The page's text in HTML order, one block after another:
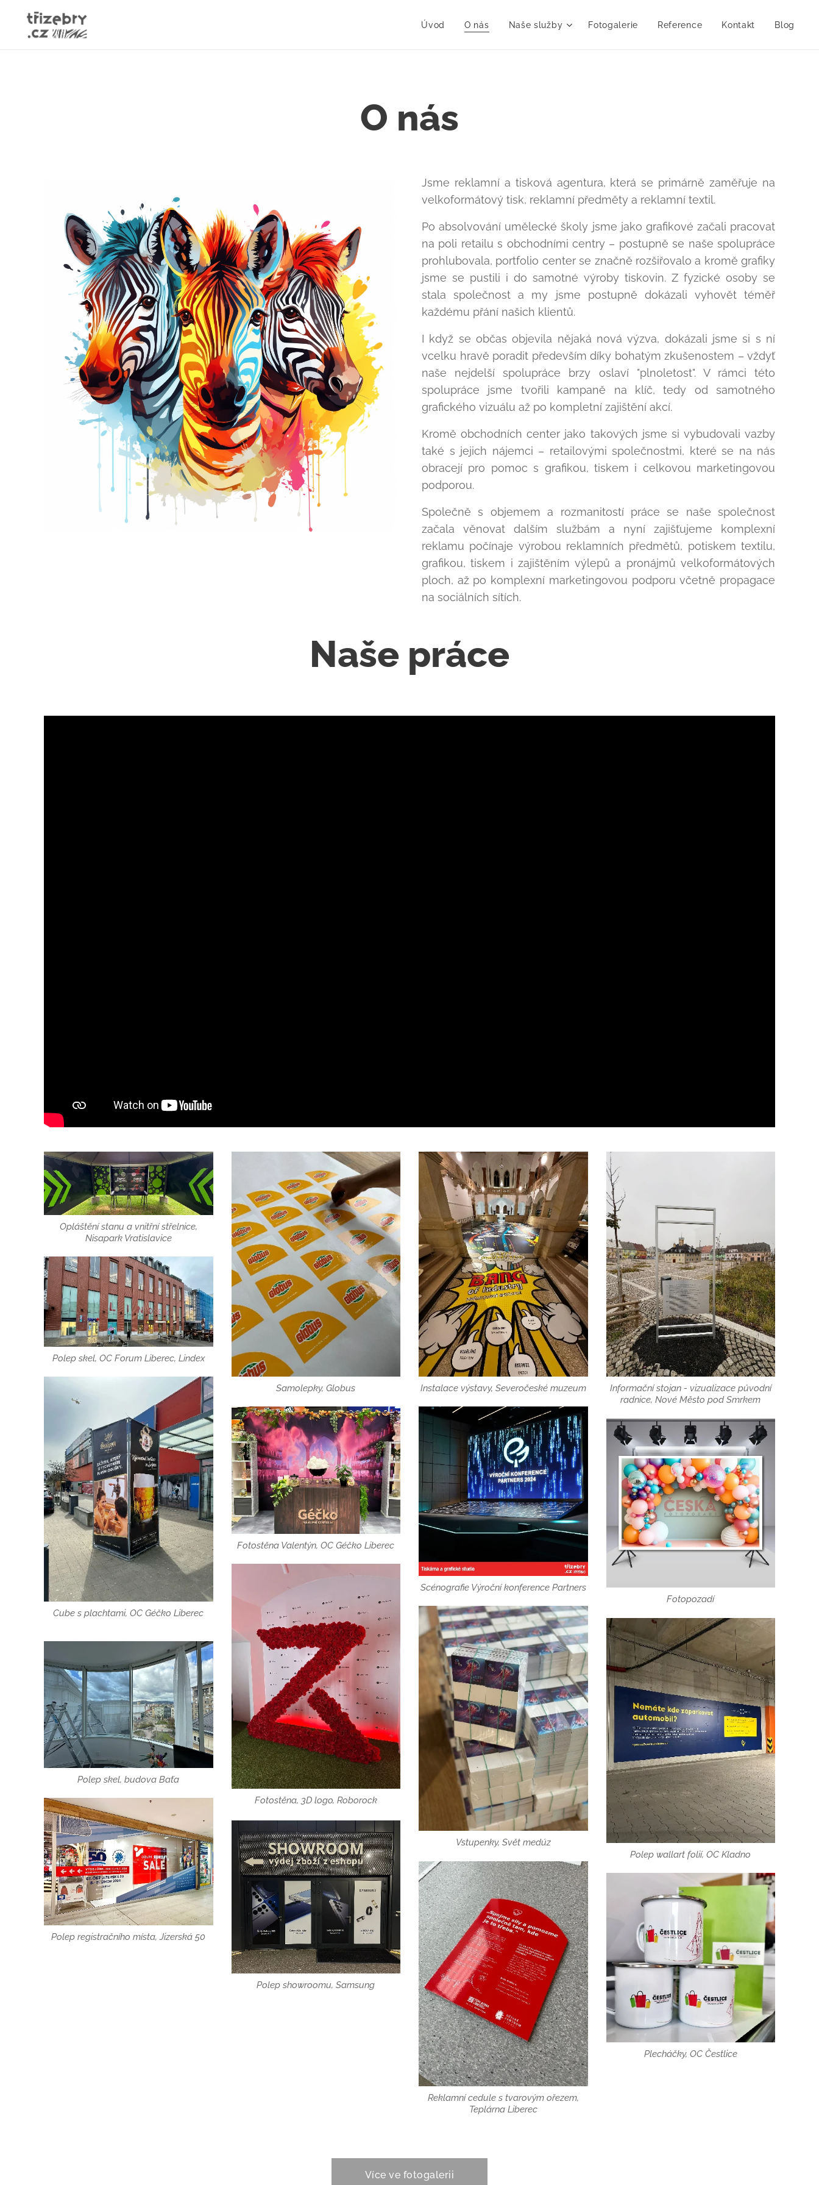
Úvod O nás Naše služby Fotogalerie Reference Kontakt Blog
O nás
Jsme reklamní a tisková agentura, která se primárně zaměřuje na
velkoformátový tisk, reklamní předměty a reklamní textil.
Po absolvování umělecké školy jsme jako grafikové začali pracovat
na poli retailu s obchodními centry – postupně se naše spolupráce
prohlubovala, portfolio center se značně rozšiřovalo a kromě grafiky
jsme se pustili i do samotné výroby tiskovin. Z fyzické osoby se
stala společnost a my jsme postupně dokázali vyhovět téměř
každému přání našich klientů.
I když se občas objevila nějaká nová výzva, dokázali jsme si s ní
vcelku hravě poradit především díky bohatým zkušenostem – vždyť
naše nejdelší spolupráce brzy oslaví "plnoletost". V rámci této
spolupráce jsme tvořili kampaně na klíč, tedy od samotného
grafického vizuálu až po kompletní zajištění akcí.
Kromě obchodních center jako takových jsme si vybudovali vazby
také s jejich nájemci – retailovými společnostmi, které se na nás
obracejí pro pomoc s grafikou, tiskem i celkovou marketingovou
podporou.
Společně s objemem a rozmanitostí práce se naše společnost
začala věnovat dalším službám a nyní zajišťujeme komplexní
reklamu počínaje výrobou reklamních předmětů, potiskem textilu,
grafikou, tiskem i zajištěním výlepů a pronájmů velkoformátových
ploch, až po komplexní marketingovou podporu včetně propagace
na sociálních sítích.
Naše práce
Opláštění stanu a vnitřní střelnice,
Nisapark Vratislavice
Samolepky, Globus Instalace výstavy, Severočeské muzeum
Informační stojan - vizualizace původní
radnice, Nové Město pod Smrkem
Polep skel, OC Forum Liberec, Lindex
Cube s plachtami, OC Géčko Liberec
Fotostěna Valentýn, OC Géčko Liberec
Scénografie Výroční konference Partners
Fotopozadí
Fotostěna, 3D logo, Roborock
Vstupenky, Svět medúz
Polep wallart folií, OC Kladno
Polep skel, budova Baťa
Polep registračního místa, Jizerská 50
Polep showroomu, Samsung
Reklamní cedule s tvarovým ořezem,
Teplárna Liberec
Plecháčky, OC Čestlice
Více ve fotogalerii